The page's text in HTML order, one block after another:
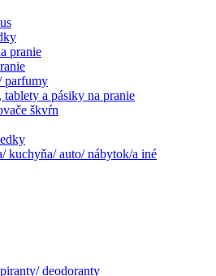
pranie
parfumy
tablety a pásiky na pranie
škvŕn
kuchyňa/ auto/ nábytok/a iné
deodoranty